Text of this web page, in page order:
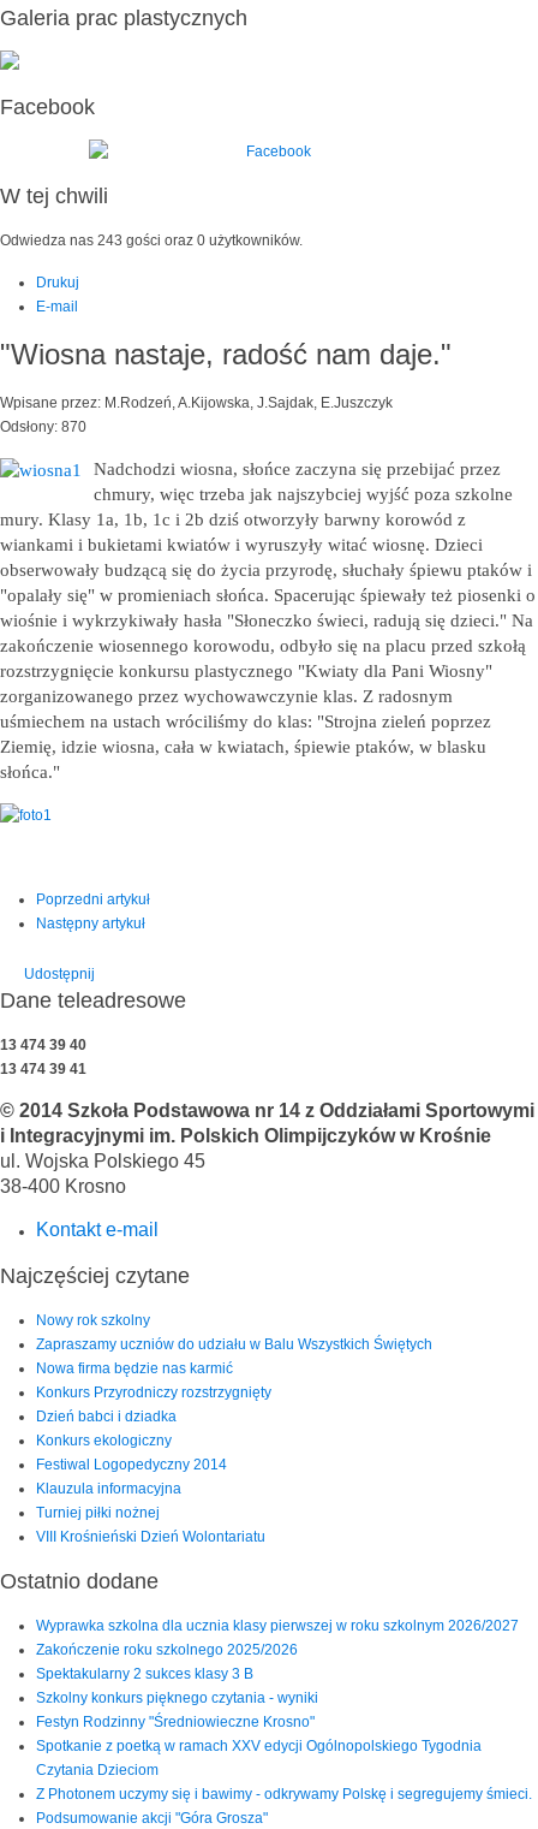
Galeria prac plastycznych
Facebook
W tej chwili
Odwiedza nas 243 gości oraz 0 użytkowników.
Drukuj
E-mail
"Wiosna nastaje, radość nam daje."
Wpisane przez: M.Rodzeń, A.Kijowska, J.Sajdak, E.Juszczyk
Odsłony: 870
Nadchodzi wiosna, słońce zaczyna się przebijać przez
chmury, więc trzeba jak najszybciej wyjść poza szkolne
mury. Klasy 1a, 1b, 1c i 2b dziś otworzyły barwny korowód z
wiankami i bukietami kwiatów i wyruszyły witać wiosnę. Dzieci
obserwowały budzącą się do życia przyrodę, słuchały śpiewu ptaków i
"opalały się" w promieniach słońca. Spacerując śpiewały też piosenki o
wiośnie i wykrzykiwały hasła "Słoneczko świeci, radują się dzieci." Na
zakończenie wiosennego korowodu, odbyło się na placu przed szkołą
rozstrzygnięcie konkursu plastycznego "Kwiaty dla Pani Wiosny"
zorganizowanego przez wychowawczynie klas. Z radosnym
uśmiechem na ustach wróciliśmy do klas: "Strojna zieleń poprzez
Ziemię, idzie wiosna, cała w kwiatach, śpiewie ptaków, w blasku
słońca."
Poprzedni artykuł
Następny artykuł
Udostępnij
Dane teleadresowe
13 474 39 40
13 474 39 41
© 2014 Szkoła Podstawowa nr 14 z Oddziałami Sportowymi
i Integracyjnymi im. Polskich Olimpijczyków w Krośnie
ul. Wojska Polskiego 45
38-400 Krosno
Kontakt e-mail
Najczęściej czytane
Nowy rok szkolny
Zapraszamy uczniów do udziału w Balu Wszystkich Świętych
Nowa firma będzie nas karmić
Konkurs Przyrodniczy rozstrzygnięty
Dzień babci i dziadka
Konkurs ekologiczny
Festiwal Logopedyczny 2014
Klauzula informacyjna
Turniej piłki nożnej
VIII Krośnieński Dzień Wolontariatu
Ostatnio dodane
Wyprawka szkolna dla ucznia klasy pierwszej w roku szkolnym 2026/2027
Zakończenie roku szkolnego 2025/2026
Spektakularny 2 sukces klasy 3 B
Szkolny konkurs pięknego czytania - wyniki
Festyn Rodzinny "Średniowieczne Krosno"
Spotkanie z poetką w ramach XXV edycji Ogólnopolskiego Tygodnia
Czytania Dzieciom
Z Photonem uczymy się i bawimy - odkrywamy Polskę i segregujemy śmieci.
Podsumowanie akcji "Góra Grosza"